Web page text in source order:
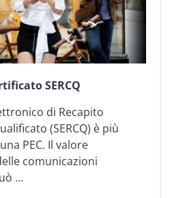
SERCQ
di Recapito
(SERCQ) è più
PEC. Il valore
comunicazioni
…